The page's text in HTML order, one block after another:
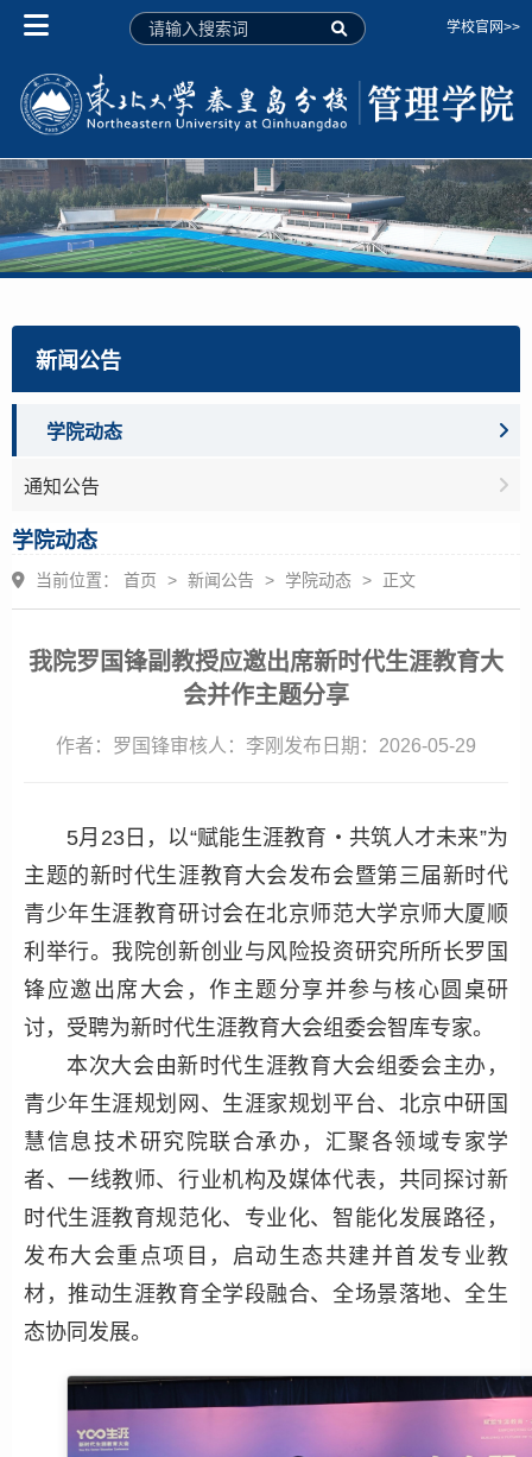
学校官网>>
新闻公告
学院动态
通知公告
学院动态
当前位置： 首页 > 新闻公告 > 学院动态 > 正文
我院罗国锋副教授应邀出席新时代生涯教育大
会并作主题分享
作者：罗国锋审核人：李刚 发布日期：2026-05-29
5月23日，以“赋能生涯教育・共筑人才未来”为
主题的新时代生涯教育大会发布会暨第三届新时代
青少年生涯教育研讨会在北京师范大学京师大厦顺
利举行。我院创新创业与风险投资研究所所长罗国
锋应邀出席大会，作主题分享并参与核心圆桌研
讨，受聘为新时代生涯教育大会组委会智库专家。
本次大会由新时代生涯教育大会组委会主办，
青少年生涯规划网、生涯家规划平台、北京中研国
慧信息技术研究院联合承办，汇聚各领域专家学
者、一线教师、行业机构及媒体代表，共同探讨新
时代生涯教育规范化、专业化、智能化发展路径，
发布大会重点项目，启动生态共建并首发专业教
材，推动生涯教育全学段融合、全场景落地、全生
态协同发展。